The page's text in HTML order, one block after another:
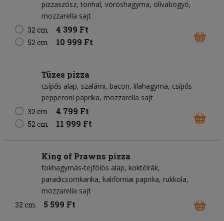
pizzaszósz tonhal vöröshagyma olívabogyó
mozzarella sajt
32 cm
4 399 Ft
52 cm 10 999 Ft
Tüzes pizza
csípős alap szalámi bacon lilahagyma csípős
pepperoni paprika mozzarella sajt
32 cm
4 799 Ft
52 cm 11 999 Ft
King of Prawns pizza
fokhagymás-tejfölös alap koktélrák
paradicsomkarika kaliforniai paprika rukkola
mozzarella sajt
32 cm
5 599 Ft